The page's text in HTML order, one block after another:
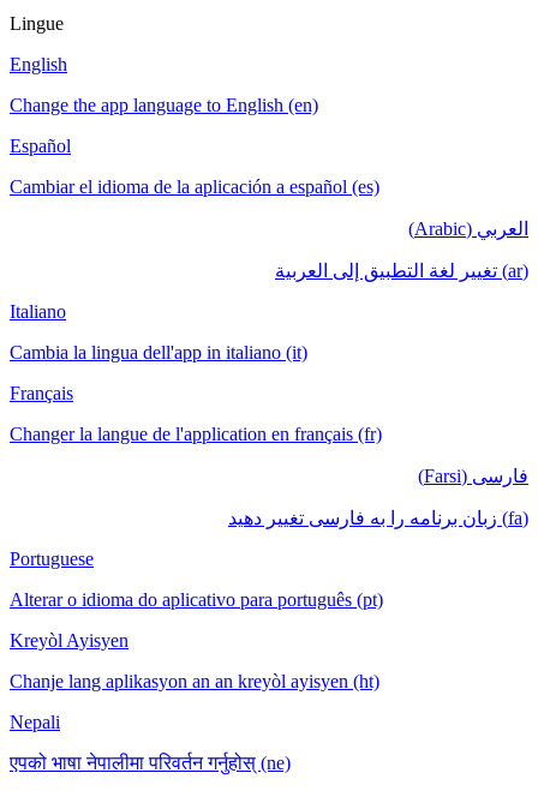
Lingue
English
Change the app language to English (en)
Español
Cambiar el idioma de la aplicación a español (es)
العربي (Arabic)
(ar) تغيير لغة التطبيق إلى العربية
Italiano
Cambia la lingua dell'app in italiano (it)
Français
Changer la langue de l'application en français (fr)
فارسی (Farsi)
(fa) زبان برنامه را به فارسی تغییر دهید
Portuguese
Alterar o idioma do aplicativo para português (pt)
Kreyòl Ayisyen
Chanje lang aplikasyon an an kreyòl ayisyen (ht)
Nepali
एपको भाषा नेपालीमा परिवर्तन गर्नुहोस् (ne)